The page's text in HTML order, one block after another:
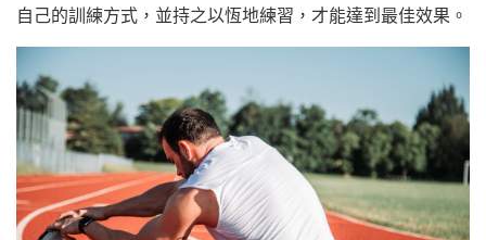
自己的訓練方式，並持之以恆地練習，才能達到最佳效果。